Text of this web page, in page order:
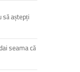
aștepți
seama că